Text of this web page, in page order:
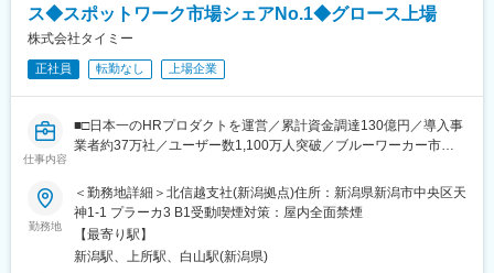
■組織について
営業・コーディネーター・管理職が連携するチーム体制で業務を
進めます。
企業対応・スタッフフォローは随時チームで共有し、課題があれ
ばすぐに相談・解決できる環境です。
また、支店全体で人材育成にも力を入れており、経験に応じてフ
ォローを受けながら安心して業務に取り組めます。
して業務を行う「BPOサービス」「エスクローサービス」を展開
しています。
不動産取引に関する業務を受託・代行するため、不動産業界（不
動産担保融資・契約業務経験・不動産売買仲介・不動産登記）や
変更の範囲：会社の定める業務
ス◆スポットワーク市場シェアNo.1◆グロース上場
株式会社タイミー
正社員 転勤なし 上場企業
仕事内容
■□日本一のHRプロダクトを運営／累計資金調達130億円／導入事
業者約37万社／ユーザー数1,100万人突破／ブルーワーカー市場
■こんな方におススメ
・形のないサービスを扱うからこそ、顧客のBPR（業務プロセス
再設計）にまで踏み込み、自らの提案で現場を動かす手応えを感
じたい。
勤務地
＜勤務地詳細＞北信越支社(新潟拠点)住所：新潟県新潟市中央区天
神1-1 プラーカ3 B1受動喫煙対策：屋内全面禁煙
【最寄り駅】
新潟駅、上所駅、白山駅(新潟県)